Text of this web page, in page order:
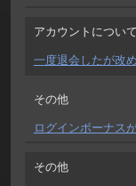
アカウントについて
一度退会したが改
その他
ログインボーナス
その他